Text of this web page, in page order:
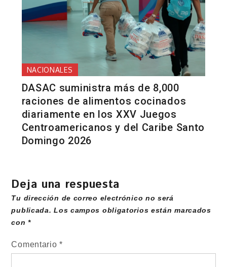
NACIONALES
DASAC suministra más de 8,000
raciones de alimentos cocinados
diariamente en los XXV Juegos
Centroamericanos y del Caribe Santo
Domingo 2026
Deja una respuesta
Tu dirección de correo electrónico no será
publicada. Los campos obligatorios están marcados
con*
Comentario*